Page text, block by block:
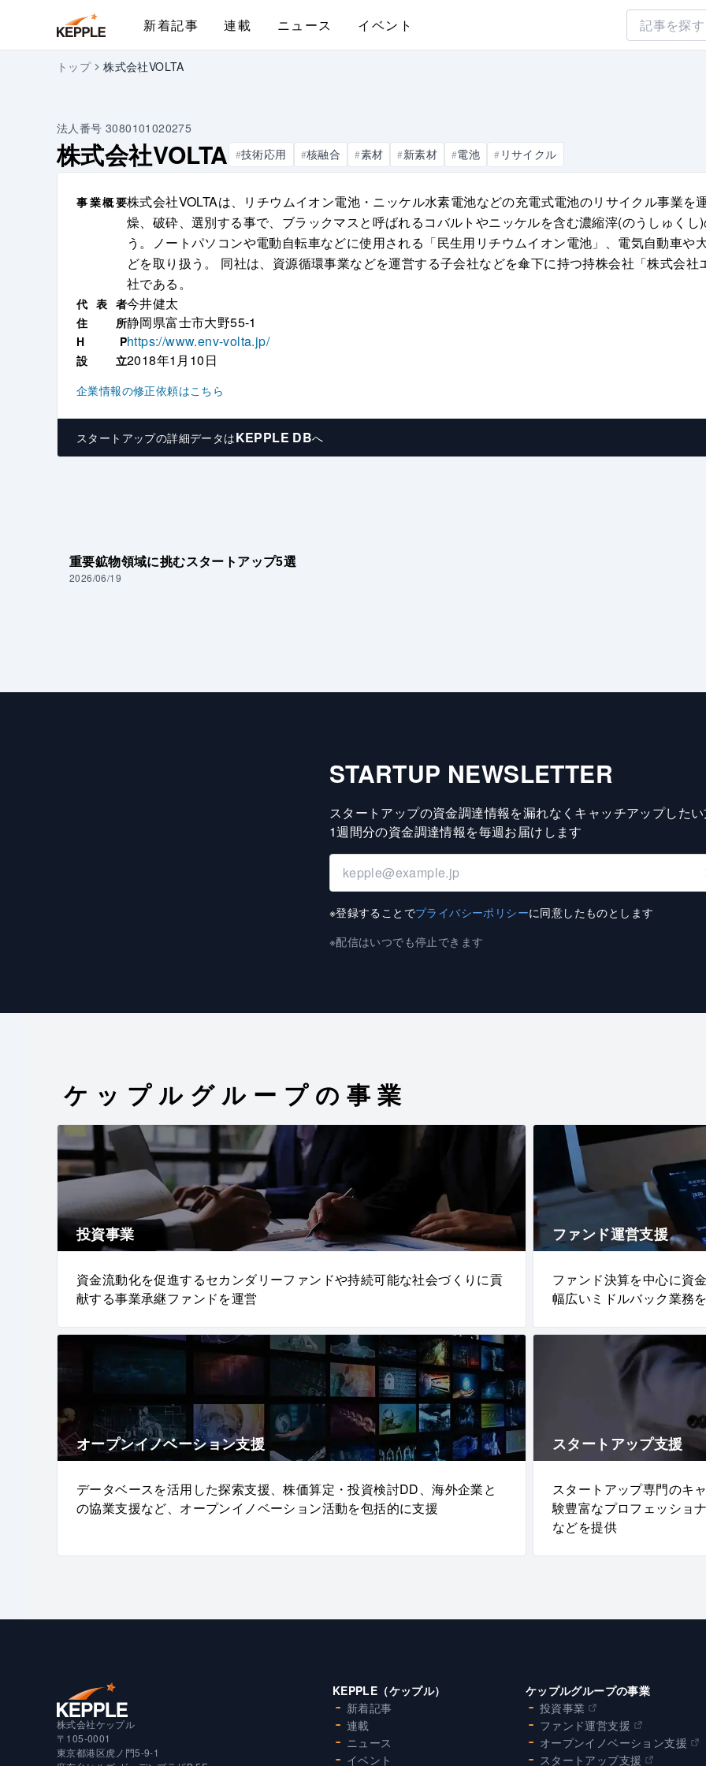
新着記事 連載 ニュース イベント
トップ 株式会社VOLTA
法人番号 3080101020275
株式会社VOLTA #技術応用 #核融合 #素材 #新素材 #電池 # リサイクル
事業概要株式会社VOLTAは、リチウムイオン電池・ニッケル水素電池などの充電式電池のリサイクル事業
燥、破砕、選別する事で、ブラックマスと呼ばれるコバルトやニッケルを含む濃縮滓(のうしゅく
う。ノートパソコンや電動自転車などに使用される「民生用リチウムイオン電池」、電気自動車
どを取り扱う。 同社は、資源循環事業などを運営する子会社などを傘下に持つ持株会社「株式会
社である。
代 表 者今井健太
住 所静岡県富士市大野55-1
H Phttps://www.env-volta.jp/
設 立2018年1月10日
企業情報の修正依頼はこちら
スタートアップの詳細データはKEPPLE DBへ
重要鉱物領域に挑むスタートアップ5選
2026/06/19
STARTUP NEWSLETTER
スタートアップの資金調達情報を漏れなくキャッチアップした
1週間分の資金調達情報を毎週お届けします
※登録することでプライバシーポリシーに同意したものとします
※配信はいつでも停止できます
ケップルグループの事業
投資事業
資金流動化を促進するセカンダリーファンドや持続可能な社会づくりに貢
献する事業承継ファンドを運営
ファンド運営支援
ファンド決算を中心に資
幅広いミドルバック業務
オープンイノベーション支援
データベースを活用した探索支援、株価算定・投資検討DD、海外企業と
の協業支援など、オープンイノベーション活動を包括的に支援
スタートアップ支援
スタートアップ専門のキ
験豊富なプロフェッショ
などを提供
株式会社ケップル
〒105-0001
東京都港区虎ノ門5-9-1
KEPPLE（ケップル）
新着記事
連載
ニュース
イベント
ケップルグループの事業
投資事業
ファンド運営支援
オープンイノベーション支援
スタートアップ支援